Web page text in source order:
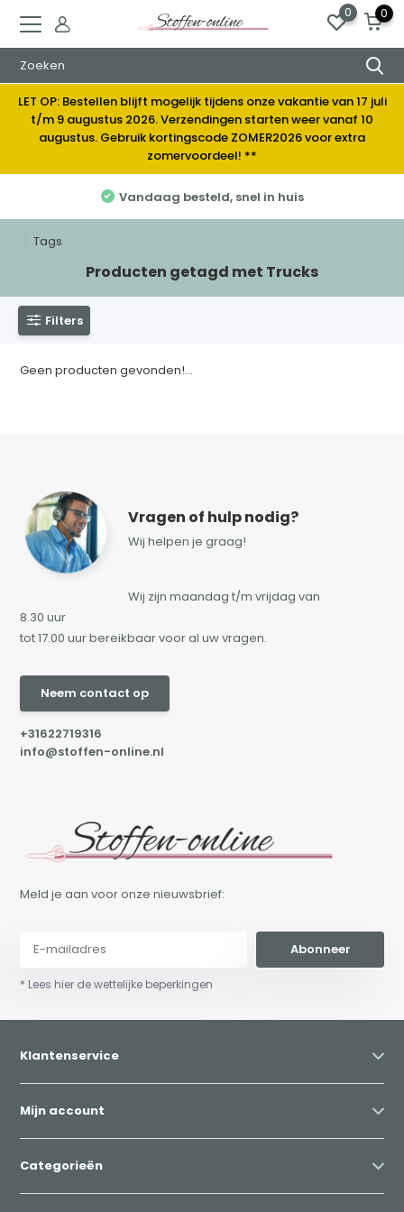
0 0
LET OP: Bestellen blijft mogelijk tijdens onze vakantie van 17 juli
t/m 9 augustus 2026. Verzendingen starten weer vanaf 10
augustus. Gebruik kortingscode ZOMER2026 voor extra
zomervoordeel! **
Vandaag besteld, snel in huis
Tags
Producten getagd met Trucks
Filters
Geen producten gevonden!...
Vragen of hulp nodig?
Wij helpen je graag!
Wij zijn maandag t/m vrijdag van
8.30 uur
tot 17.00 uur bereikbaar voor al uw vragen.
Neem contact op
+31622719316
info@stoffen-online.nl
Meld je aan voor onze nieuwsbrief:
Abonneer
* Lees hier de wettelijke beperkingen
Klantenservice
Mijn account
Categorieën